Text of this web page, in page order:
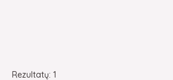
Rezultatų: 1